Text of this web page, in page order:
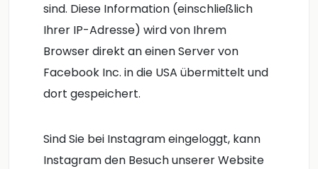
sind. Diese Information (einschließlich
Ihrer IP-Adresse) wird von Ihrem
Browser direkt an einen Server von
Facebook Inc. in die USA übermittelt und
dort gespeichert.
Sind Sie bei Instagram eingeloggt, kann
Instagram den Besuch unserer Website